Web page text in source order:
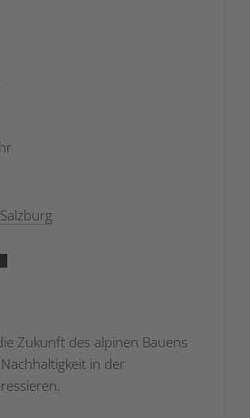
Zukunft des alpinen Bauens
in der